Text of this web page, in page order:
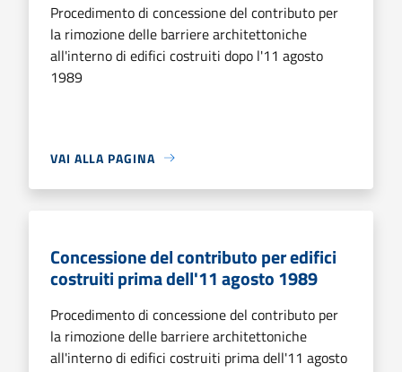
Procedimento di concessione del contributo per
la rimozione delle barriere architettoniche
all'interno di edifici costruiti dopo l'11 agosto
1989
VAI ALLA PAGINA
Concessione del contributo per edifici
costruiti prima dell'11 agosto 1989
Procedimento di concessione del contributo per
la rimozione delle barriere architettoniche
all'interno di edifici costruiti prima dell'11 agosto